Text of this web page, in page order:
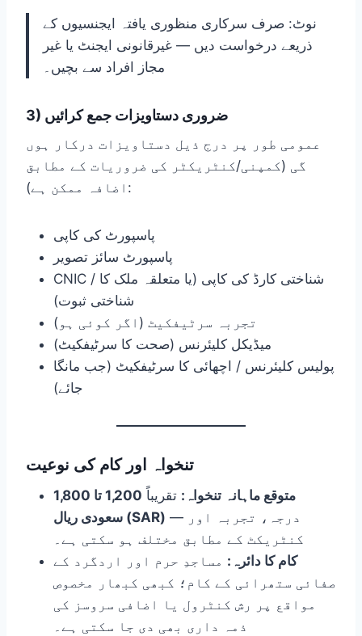
نوٹ: صرف سرکاری منظوری یافتہ ایجنسیوں کے
ذریعے درخواست دیں — غیرقانونی ایجنٹ یا غیر
مجاز افراد سے بچیں۔
3) ضروری دستاویزات جمع کرائیں
عمومی طور پر درج ذیل دستاویزات درکار ہوں
گی (کمپنی/کنٹریکٹر کی ضروریات کے مطابق
اضافہ ممکن ہے):
پاسپورٹ کی کاپی
پاسپورٹ سائز تصویر
CNIC / شناختی کارڈ کی کاپی (یا متعلقہ ملک کا
شناختی ثبوت)
تجربہ سرٹیفکیٹ (اگر کوئی ہو)
میڈیکل کلیئرنس (صحت کا سرٹیفکیٹ)
پولیس کلیئرنس / اچھائی کا سرٹیفکیٹ (جب مانگا
جائے)
تنخواہ اور کام کی نوعیت
متوقع ماہانہ تنخواہ: تقریباً
1,200 تا 1,800
سعودی ریال (SAR) — درجہ، تجربہ اور
کنٹریکٹ کے مطابق مختلف ہو سکتی ہے۔
کام کا دائرہ: مساجدِ حرم اور اردگرد کے
صفائی ستھرائی کے کام؛ کبھی کبھار مخصوص
مواقع پر رش کنٹرول یا اضافی سروسز کی
ذمہ داری بھی دی جا سکتی ہے۔